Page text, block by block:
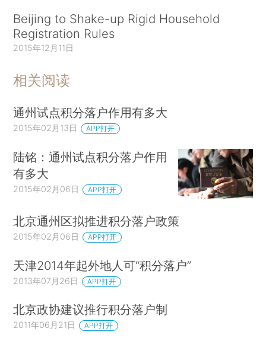
Beijing to Shake-up Rigid Household
Registration Rules
2015年12月11日
相关阅读
通州试点积分落户作用有多大
2015年02月13日 APP打开
陆铭：通州试点积分落户作用
有多大
2015年02月06日 APP打开
北京通州区拟推进积分落户政策
2015年02月06日 APP打开
天津2014年起外地人可“积分落户”
2013年07月26日 APP打开
北京政协建议推行积分落户制
2011年06月21日 APP打开